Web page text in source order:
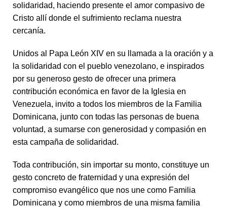
solidaridad, haciendo presente el amor compasivo de
Cristo allí donde el sufrimiento reclama nuestra
cercanía.
Unidos al Papa León XIV en su llamada a la oración y a
la solidaridad con el pueblo venezolano, e inspirados
por su generoso gesto de ofrecer una primera
contribución económica en favor de la Iglesia en
Venezuela, invito a todos los miembros de la Familia
Dominicana, junto con todas las personas de buena
voluntad, a sumarse con generosidad y compasión en
esta campaña de solidaridad.
Toda contribución, sin importar su monto, constituye un
gesto concreto de fraternidad y una expresión del
compromiso evangélico que nos une como Familia
Dominicana y como miembros de una misma familia